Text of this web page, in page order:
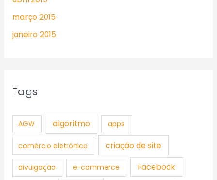
março 2015
janeiro 2015
Tags
AGW algoritmo apps
comércio eletrônico criação de site
divulgação e-commerce Facebook